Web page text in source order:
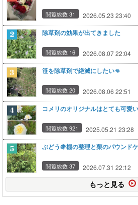
閲覧総数 31 2026.05.23 23:40
除草剤の効果が出てきました
閲覧総数 16 2026.08.07 22:04
笹を除草剤で絶滅にしたい👊
閲覧総数 20 2026.08.06 22:51
コメリのオリジナルはとても可愛
閲覧総数 921 2025.05.21 23:28
ぶどう🍇棚の整理と栗のパウンド
閲覧総数 37 2026.07.31 22:12
もっと見る